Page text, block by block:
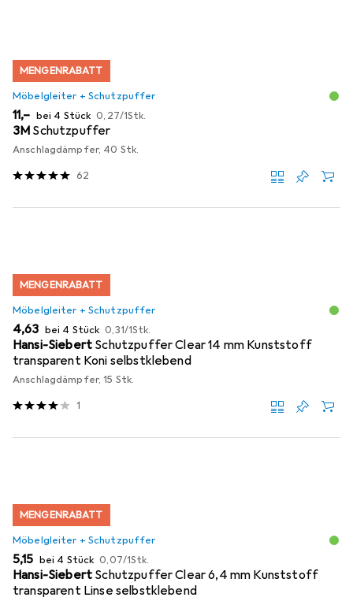
MENGENRABATT
Möbelgleiter + Schutzpuffer
EUR
11,– bei 4 Stück EUR
0,27/1Stk.
3M Schutzpuffer
Anschlagdämpfer, 40 Stk.
62
MENGENRABATT
Möbelgleiter + Schutzpuffer
EUR
4,63 bei 4 Stück EUR
0,31/1Stk.
Hansi-Siebert Schutzpuffer Clear 14 mm Kunststoff
transparent Koni selbstklebend
Anschlagdämpfer, 15 Stk.
1
MENGENRABATT
Möbelgleiter + Schutzpuffer
EUR
5,15 bei 4 Stück EUR
0,07/1Stk.
Hansi-Siebert Schutzpuffer Clear 6,4 mm Kunststoff
transparent Linse selbstklebend